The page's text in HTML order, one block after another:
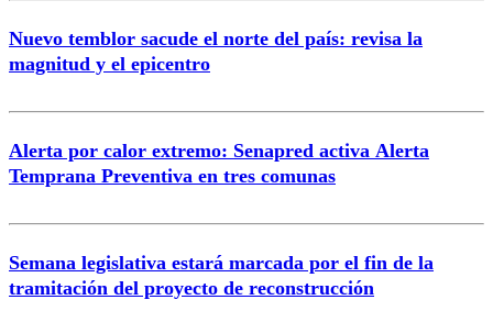
Nuevo temblor sacude el norte del país: revisa la
magnitud y el epicentro
Alerta por calor extremo: Senapred activa Alerta
Temprana Preventiva en tres comunas
Semana legislativa estará marcada por el fin de la
tramitación del proyecto de reconstrucción